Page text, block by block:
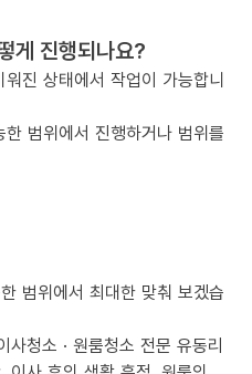
게 진행되나요?
진 상태에서 작업이 가능합니
범위에서 진행하거나 범위를
범위에서 최대한 맞춰 보겠습
사청소 · 원룸청소 전문 유동리